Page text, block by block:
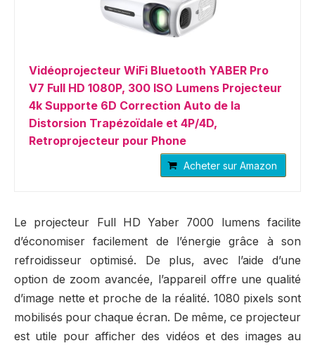
Vidéoprojecteur WiFi Bluetooth YABER Pro
V7 Full HD 1080P, 300 ISO Lumens Projecteur
4k Supporte 6D Correction Auto de la
Distorsion Trapézoïdale et 4P/4D,
Retroprojecteur pour Phone
Acheter sur Amazon
Le projecteur Full HD Yaber 7000 lumens facilite
d’économiser facilement de l’énergie grâce à son
refroidisseur optimisé. De plus, avec l’aide d’une
option de zoom avancée, l’appareil offre une qualité
d’image nette et proche de la réalité. 1080 pixels sont
mobilisés pour chaque écran. De même, ce projecteur
est utile pour afficher des vidéos et des images au